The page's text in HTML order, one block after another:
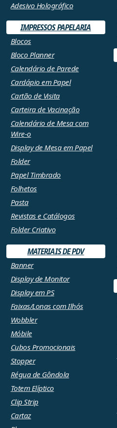
Adesivo Holográfico
IMPRESSOS PAPELARIA
Blocos
Bloco Planner
Calendário de Parede
Cardápio em Papel
Cartão de Visita
Carteira de Vacinação
Calendário de Mesa com
Wire-o
Display de Mesa em Papel
Folder
Papel Timbrado
Folhetos
Pasta
Revistas e Catálogos
Folder Criativo
MATERIAIS DE PDV
Banner
Display de Monitor
Display em PS
Faixas/Lonas com Ilhós
Wobbler
Móbile
Cubos Promocionais
Stopper
Régua de Gôndola
Totem Elíptico
Clip Strip
Cartaz